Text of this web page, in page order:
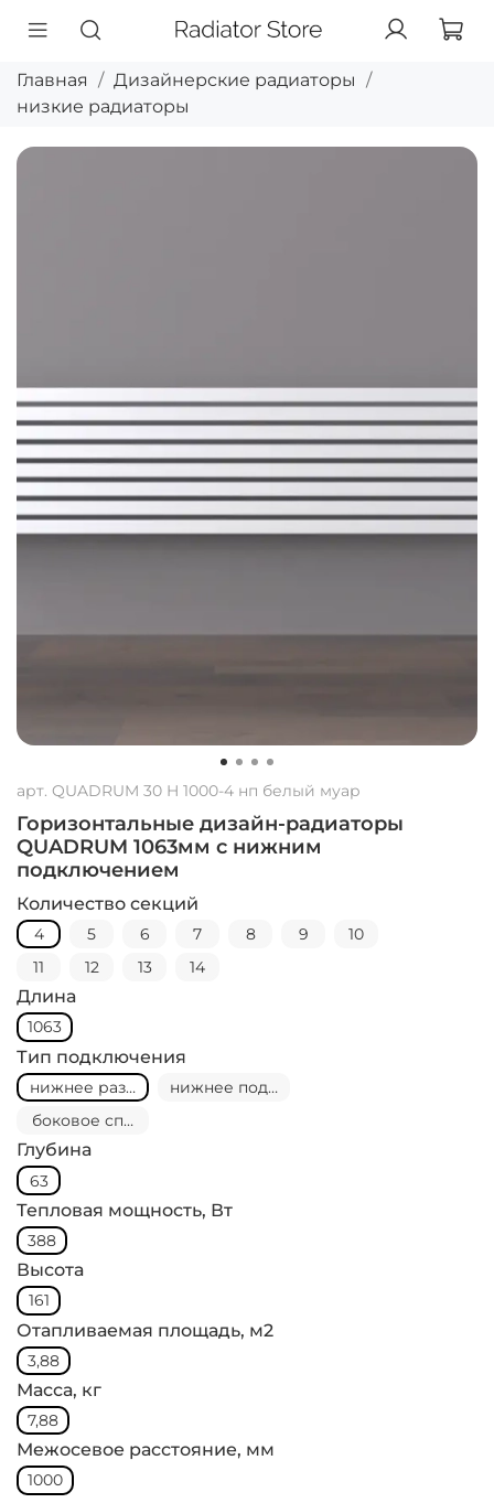
Главная
Дизайнерские радиаторы
низкие радиаторы
арт. QUADRUM 30 H 1000-4 нп белый муар
Горизонтальные дизайн-радиаторы
QUADRUM 1063мм с нижним
подключением
Количество секций
4 5 6 7 8 9
10
11
12 13 14
Длина
1063
Тип подключения
нижнее разностороннеенижнее под Multiblock справа
боковое справа 3-4Г
Глубина
63
Тепловая мощность, Вт
388
Высота
161
Отапливаемая площадь, м2
3,88
Масса, кг
7,88
Межосевое расстояние, мм
1000